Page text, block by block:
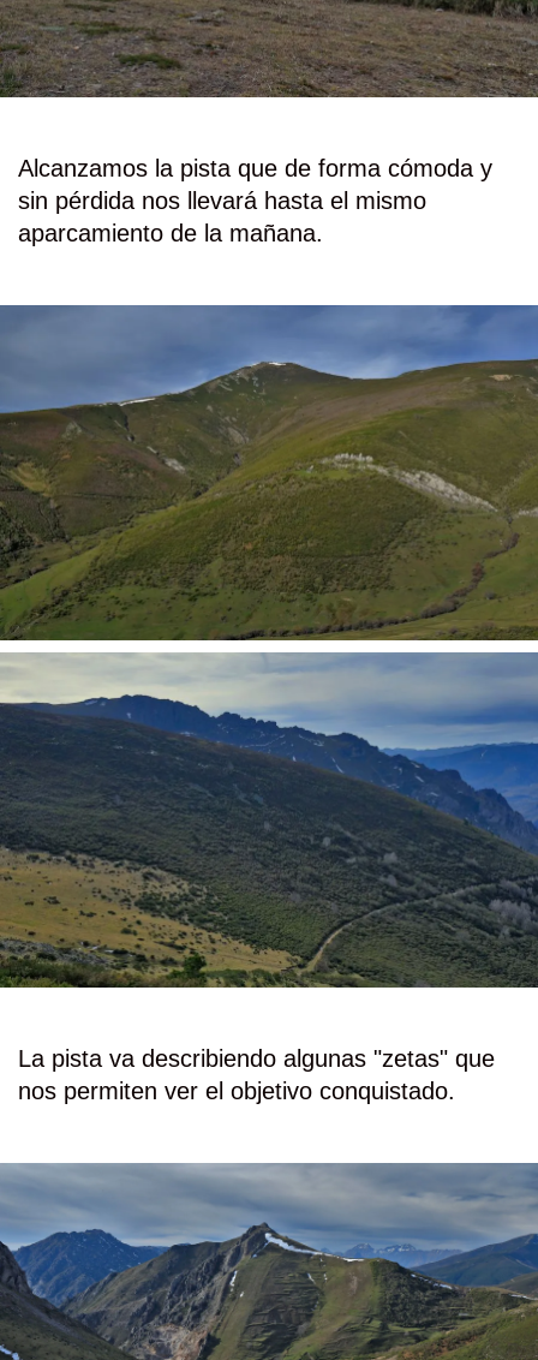
Alcanzamos la pista que de forma cómoda y
sin pérdida nos llevará hasta el mismo
aparcamiento de la mañana.
La pista va describiendo algunas "zetas" que
nos permiten ver el objetivo conquistado.